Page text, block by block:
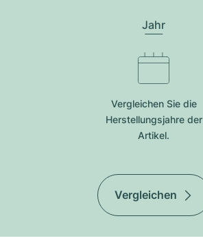
Jahr
Vergleichen Sie die
Herstellungsjahre der
Artikel.
Vergleichen